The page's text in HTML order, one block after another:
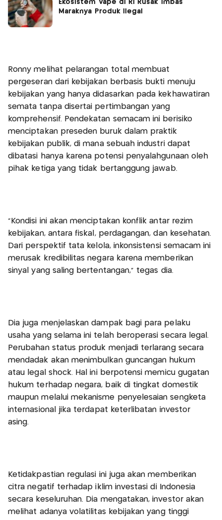
Ekosistem Vape di RI Rusak Imbas
Maraknya Produk Ilegal
Ronny melihat pelarangan total membuat
pergeseran dari kebijakan berbasis bukti menuju
kebijakan yang hanya didasarkan pada kekhawatiran
semata tanpa disertai pertimbangan yang
komprehensif. Pendekatan semacam ini berisiko
menciptakan preseden buruk dalam praktik
kebijakan publik, di mana sebuah industri dapat
dibatasi hanya karena potensi penyalahgunaan oleh
pihak ketiga yang tidak bertanggung jawab.
"Kondisi ini akan menciptakan konflik antar rezim
kebijakan, antara fiskal, perdagangan, dan kesehatan.
Dari perspektif tata kelola, inkonsistensi semacam ini
merusak kredibilitas negara karena memberikan
sinyal yang saling bertentangan," tegas dia.
Dia juga menjelaskan dampak bagi para pelaku
usaha yang selama ini telah beroperasi secara legal.
Perubahan status produk menjadi terlarang secara
mendadak akan menimbulkan guncangan hukum
atau legal shock. Hal ini berpotensi memicu gugatan
hukum terhadap negara, baik di tingkat domestik
maupun melalui mekanisme penyelesaian sengketa
internasional jika terdapat keterlibatan investor
asing.
Ketidakpastian regulasi ini juga akan memberikan
citra negatif terhadap iklim investasi di Indonesia
secara keseluruhan. Dia mengatakan, investor akan
melihat adanya volatilitas kebijakan yang tinggi